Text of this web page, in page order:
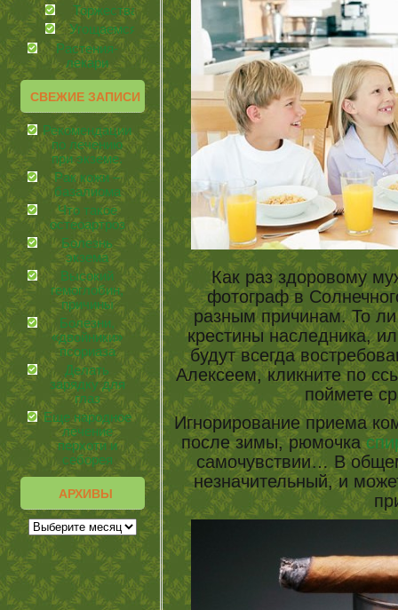
Торжества
Угощаемся!
Растения-
лекари
СВЕЖИЕ ЗАПИСИ
Рекомендации
по лечению
при экземе.
Рак кожи –
базалиома
Что такое
остеоартроз
Болезнь
экзема
Высокий
гемоглобин,
причины
Болезни,
«двойники»
псориаза
Делать
зарядку для
глаз
Еще народное
лечение
перхоти и
себорея
АРХИВЫ
Как раз здоровому
фотограф в
разным причинам. То
крестины наследника,
будут всегда
Алексеем, кликните по
поймете
Игнорирование приема
после зимы, рюмочка
самочувствии… В
незначительный, и